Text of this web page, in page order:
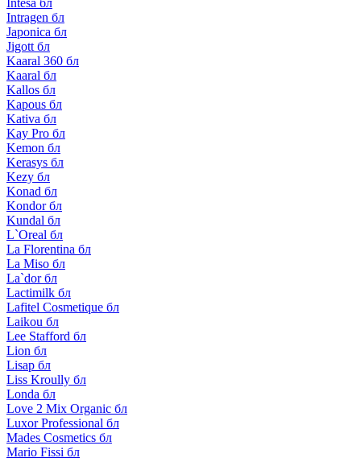
Intesa бл
Intragen бл
Japonica бл
Jigott бл
Kaaral 360 бл
Kaaral бл
Kallos бл
Kapous бл
Kativa бл
Kay Pro бл
Kemon бл
Kerasys бл
Kezy бл
Konad бл
Kondor бл
Kundal бл
L`Oreal бл
La Florentina бл
La Miso бл
La`dor бл
Lactimilk бл
Lafitel Cosmetique бл
Laikou бл
Lee Stafford бл
Lion бл
Lisap бл
Liss Kroully бл
Londa бл
Love 2 Mix Organic бл
Luxor Professional бл
Mades Cosmetics бл
Mario Fissi бл